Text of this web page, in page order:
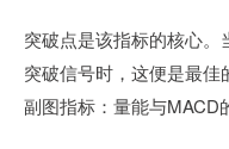
突破点是该指标的核心
突破信号时，这便是最佳
副图指标：量能与MACD